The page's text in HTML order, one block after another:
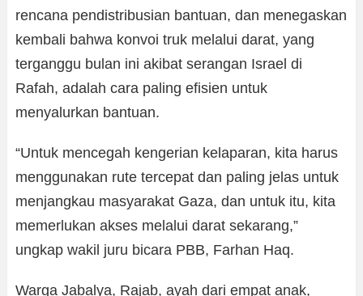
rencana pendistribusian bantuan, dan menegaskan
kembali bahwa konvoi truk melalui darat, yang
terganggu bulan ini akibat serangan Israel di
Rafah, adalah cara paling efisien untuk
menyalurkan bantuan.
“Untuk mencegah kengerian kelaparan, kita harus
menggunakan rute tercepat dan paling jelas untuk
menjangkau masyarakat Gaza, dan untuk itu, kita
memerlukan akses melalui darat sekarang,”
ungkap wakil juru bicara PBB, Farhan Haq.
Warga Jabalya, Rajab, ayah dari empat anak,